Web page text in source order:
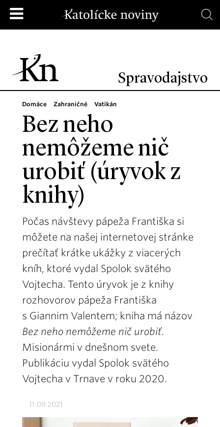
Spravodajstvo
Domáce Zahraničné Vatikán
Bez neho
nemôžeme nič
urobiť (úryvok z
knihy)
Počas návštevy pápeža Františka si
môžete na našej internetovej stránke
prečítať krátke ukážky z viacerých
kníh, ktoré vydal Spolok svätého
Vojtecha. Tento úryvok je z knihy
rozhovorov pápeža Františka
s Giannim Valentem; kniha má názov
Bez neho nemôžeme nič urobiť.
Misionármi v dnešnom svete.
Publikáciu vydal Spolok svätého
Vojtecha v Trnave v roku 2020.
11.09.2021